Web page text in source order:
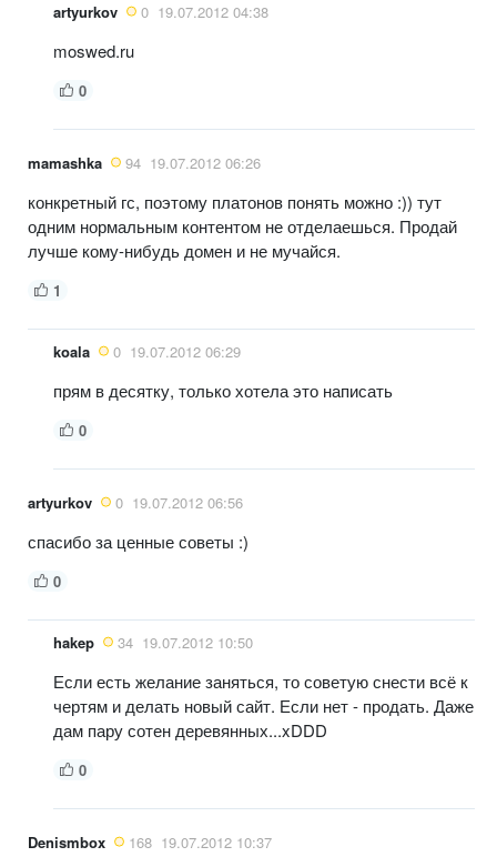
artyurkov 0 19.07.2012 04:38
moswed.ru
0
mamashka 94 19.07.2012 06:26
конкретный гс, поэтому платонов понять можно :)) тут
одним нормальным контентом не отделаешься. Продай
лучше кому-нибудь домен и не мучайся.
1
koala 0 19.07.2012 06:29
прям в десятку, только хотела это написать
0
artyurkov 0 19.07.2012 06:56
спасибо за ценные советы :)
0
hakep 34 19.07.2012 10:50
Если есть желание заняться, то советую снести всё к
чертям и делать новый сайт. Если нет - продать. Даже
дам пару сотен деревянных...xDDD
0
Denismbox 168 19.07.2012 10:37